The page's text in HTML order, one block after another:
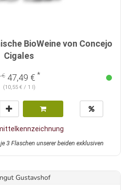
BioWeine von Concejo
Cigales
€ 47,49 € *
(10,55 € / 1 l)
3 Flaschen unserer beiden exklusiven
Gustavshof